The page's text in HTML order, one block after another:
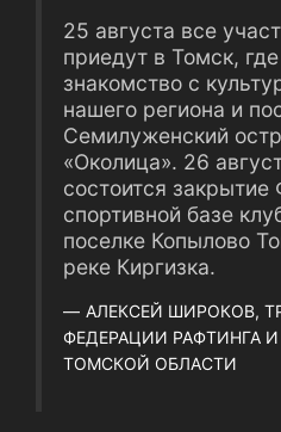
25 августа все
приедут в Томск,
знакомство с
нашего региона и
Семилуженский
«Околица». 26
состоится
спортивной базе
поселке Копылово
реке Киргизка.
АЛЕКСЕЙ ШИРОКОВ,
ФЕДЕРАЦИИ РАФТИНГА
ТОМСКОЙ ОБЛАСТИ